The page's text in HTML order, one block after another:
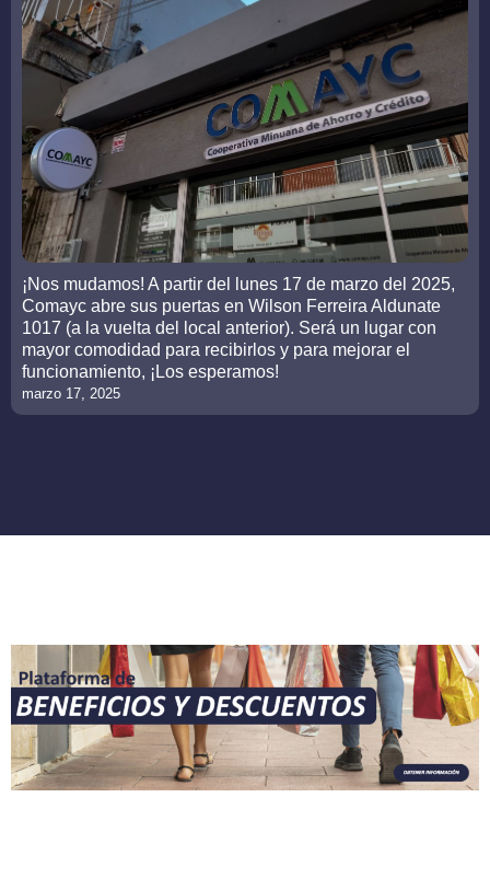
¡Nos mudamos! A partir del lunes 17 de marzo del 2025,
Comayc abre sus puertas en Wilson Ferreira Aldunate
1017 (a la vuelta del local anterior). Será un lugar con
mayor comodidad para recibirlos y para mejorar el
funcionamiento, ¡Los esperamos!
marzo 17, 2025